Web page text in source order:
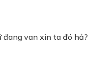
đang van xin ta đó hả?